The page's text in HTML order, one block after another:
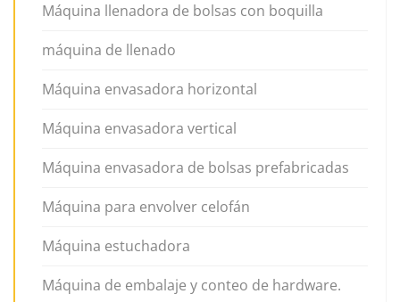
Máquina llenadora de bolsas con boquilla
máquina de llenado
Máquina envasadora horizontal
Máquina envasadora vertical
Máquina envasadora de bolsas prefabricadas
Máquina para envolver celofán
Máquina estuchadora
Máquina de embalaje y conteo de hardware.